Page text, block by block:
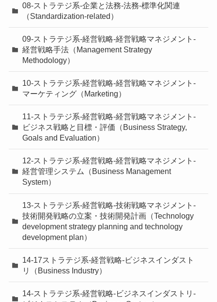
08-ストラテジ系-企業と法務-法務-標準化関連
（Standardization-related）
09-ストラテジ系-経営戦略-経営戦略マネジメント-
経営戦略手法（Management Strategy
Methodology）
10-ストラテジ系-経営戦略-経営戦略マネジメント-
マーケティング（Marketing）
11-ストラテジ系-経営戦略-経営戦略マネジメント-
ビジネス戦略と目標・評価（Business Strategy,
Goals and Evaluation）
12-ストラテジ系-経営戦略-経営戦略マネジメント-
経営管理システム（Business Management
System）
13-ストラテジ系-経営戦略-技術戦略マネジメント-
技術開発戦略の立案・技術開発計画（Technology
development strategy planning and technology
development plan）
14-17ストラテジ系-経営戦略-ビジネスインダスト
リ（Business Industry）
14-ストラテジ系-経営戦略-ビジネスインダストリ-